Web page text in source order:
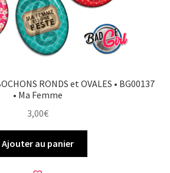
RONDS et OVALES • BG00137
• Ma Femme
3,00€
Ajouter au panier